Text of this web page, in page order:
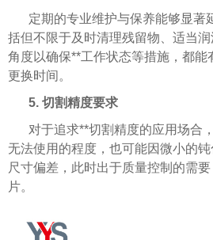
定期的专业维护与保养能够显著
括但不限于及时清理残留物、适当
角度以确保**工作状态等措施，都能
更换时间。
5. 切割精度要求
对于追求**切割精度的应用场合
无法使用的程度，也可能因微小的
尺寸偏差，此时出于质量控制的需
片。